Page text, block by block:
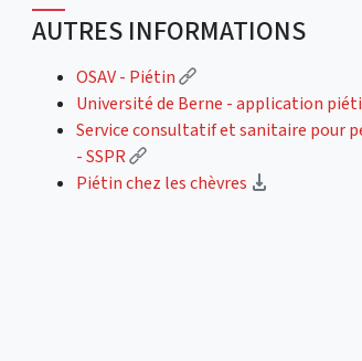
AUTRES INFORMATIONS
OSAV - Piétin
(Lien externe)
Université de Berne - application
Service consultatif et sanitaire pour
- SSPR
(Lien externe)
Piétin chez les chèvres